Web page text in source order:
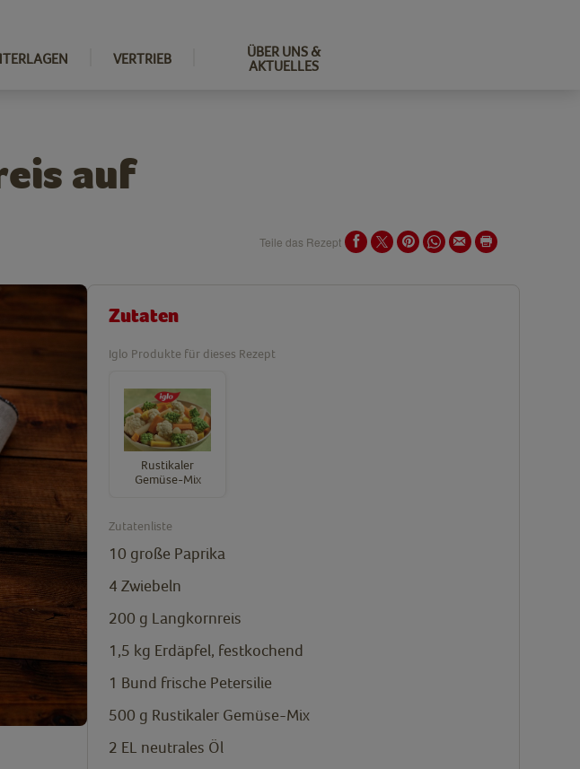
VERTRIEB
ÜBER UNS &
AKTUELLES
auf
Teile das Rezept
Zutaten
Iglo Produkte für dieses Rezept
Rustikaler
Gemüse-Mix
Zutatenliste
10 große Paprika
4 Zwiebeln
200 g Langkornreis
1,5 kg Erdäpfel, festkochend
1 Bund frische Petersilie
500 g Rustikaler Gemüse-Mix
2 EL neutrales Öl